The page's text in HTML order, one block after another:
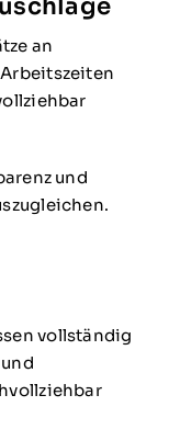
an
und
vollständig